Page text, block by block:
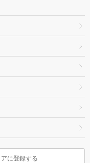
に登録する